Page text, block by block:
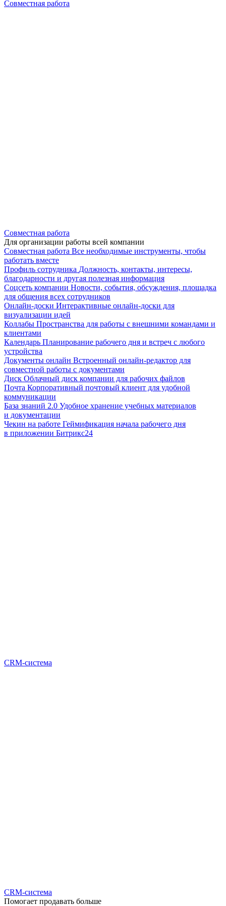
Совместная работа
Совместная работа
Для организации работы всей компании
Совместная работа Все необходимые инструменты, чтобы
работать вместе
Профиль сотрудника Должность, контакты, интересы,
благодарности и другая полезная информация
Соцсеть компании Новости, события, обсуждения, площадка
для общения всех сотрудников
Онлайн-доски Интерактивные онлайн-доски для
визуализации идей
Коллабы Пространства для работы с внешними командами и
клиентами
Календарь Планирование рабочего дня и встреч с любого
устройства
Документы онлайн Встроенный онлайн-редактор для
совместной работы с документами
Диск Облачный диск компании для рабочих файлов
Почта Корпоративный почтовый клиент для удобной
коммуникации
База знаний 2.0 Удобное хранение учебных материалов
и документации
Чекин на работе Геймификация начала рабочего дня
в приложении Битрикс24
CRM-система
CRM-система
Помогает продавать больше